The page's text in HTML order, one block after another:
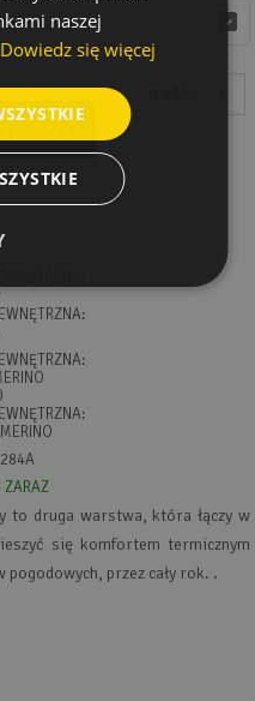
wybierz
ZARAZ
to druga warstwa, która łączy w
się komfortem termicznym
przez cały rok. .
naszej
Dowiedz się więcej